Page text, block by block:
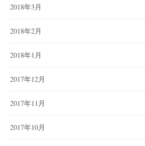
2018年3月
2018年2月
2018年1月
2017年12月
2017年11月
2017年10月